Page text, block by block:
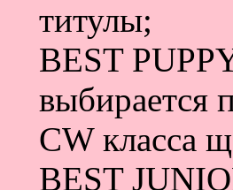
титулы;
BEST
выбирается
CW класса
BEST